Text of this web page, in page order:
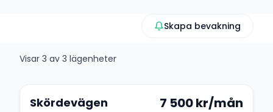
Skapa bevakning
Visar 3 av 3 lägenheter
Skördevägen 7 500kr/mån